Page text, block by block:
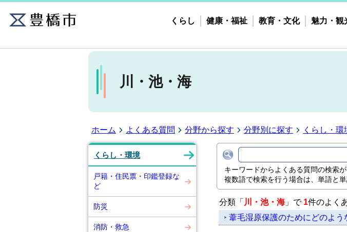
くらし 健康・福祉 教育・文化 魅力・観
川・池・海
ホーム よくある質問 分野から探す 分野別に探す くらし・環
くらし・環境
戸籍・住民票・印鑑登録な
ど
防災
消防・救急
キーワードからよくある質問の検索が
複数語で検索を行う場合は、単語と
分類「 川・池・海」で 1件のよく
葦毛湿原保護のためにどのよ